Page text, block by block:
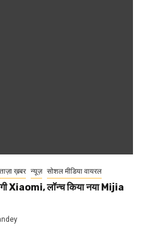
ताज़ा ख़बर न्यूज़ सोशल मीडिया वायरल
Xiaomi, लॉन्च किया नया Mijia